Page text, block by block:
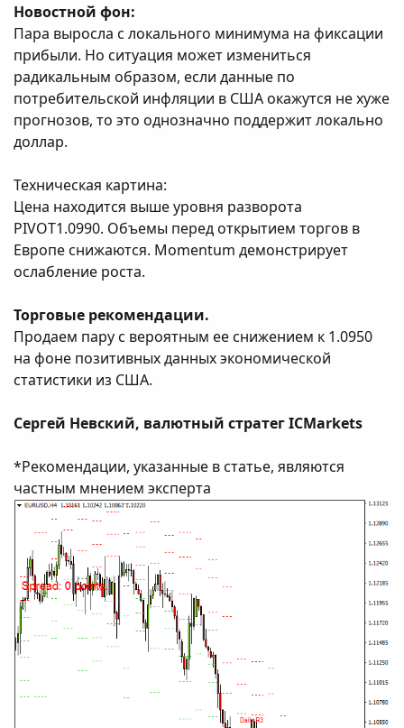
Новостной фон:
Пара выросла с локального минимума на фиксации
прибыли. Но ситуация может измениться
радикальным образом, если данные по
потребительской инфляции в США окажутся не хуже
прогнозов, то это однозначно поддержит локально
доллар.
Техническая картина:
Цена находится выше уровня разворота
PIVOT1.0990. Объемы перед открытием торгов в
Европе снижаются. Momentum демонстрирует
ослабление роста.
Торговые рекомендации.
Продаем пару с вероятным ее снижением к 1.0950
на фоне позитивных данных экономической
статистики из США.
Сергей Невский, валютный стратег ICMarkets
*Рекомендации, указанные в статье, являются
частным мнением эксперта